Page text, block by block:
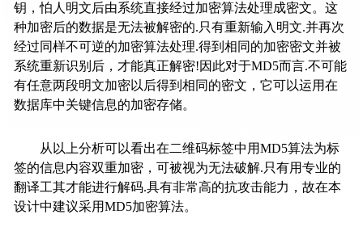
钥，怕人明文后由系统直接经过加密算法处理成密文。这
种加密后的数据是无法被解密的.只有重新输入明文.并再次
经过同样不可逆的加密算法处理.得到相同的加密密文并被
系统重新识别后，才能真正解密!因此对于MD5而言.不可能
有任意两段明文加密以后得到相同的密文，它可以运用在
数据库中关键信息的加密存储。
从以上分析可以看出在二维码标签中用MD5算法为标
签的信息内容双重加密，可被视为无法破解.只有用专业的
翻译工其才能进行解码.具有非常高的抗攻击能力，故在本
设计中建议采用MD5加密算法。